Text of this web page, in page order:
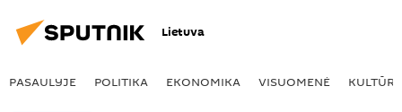
Lietuva
PASAULYJE POLITIKA EKONOMIKA VISUOMENĖ KULTŪRA